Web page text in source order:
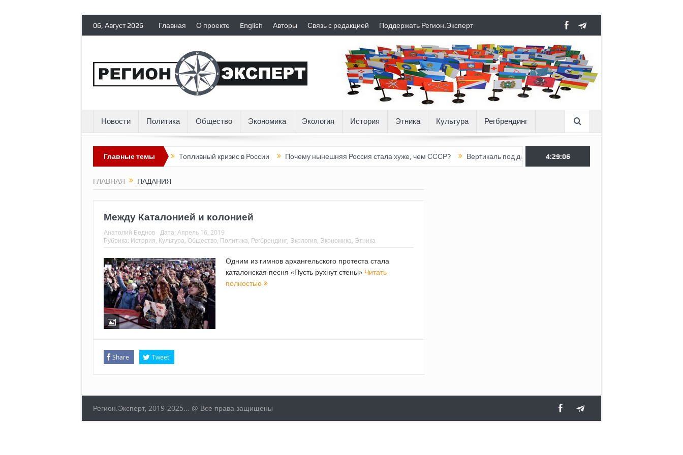
06, Август 2026 Главная О проекте English Авторы Связь с редакцией Поддержать Регион.Эксперт
Новости Политика Общество Экономика Экология История Этника Культура Регбрендинг
Главные темы
политических эмигрантов гражданских прав Топливный кризис в России Почему нынешняя Россия стала хуже, чем СССР? Вертикаль под давлением Тоннель в пустоте, как Ёжик в тумане
4:29:06
ГЛАВНАЯ ПАДАНИЯ
Между Каталонией и колонией
Анатолий Беднов Дата: Апрель 16, 2019
Рубрика: История Культура Общество Политика Регбрендинг Экология Экономика Этника
Одним из гимнов архангельского протеста стала
каталонская песня «Пусть рухнут стены» Читать
полностью
Share Tweet
Регион.Эксперт, 2019-2025... @ Все права защищены